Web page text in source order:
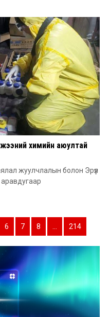
химийн аюултай
жуулчлалын болон Эрүүл
6 7 8 …
214